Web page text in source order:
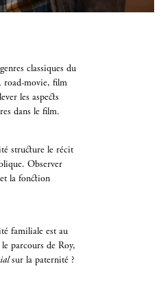
classiques du
road-movie, film
les aspects
dans le film.
structure le récit
Observer
et la fonction
familiale est au
parcours de Roy,
sur la paternité ?